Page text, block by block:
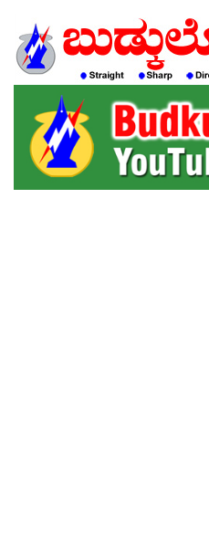
EDITORIAL
ENGLISH
KANNADA
INTERVIEWS